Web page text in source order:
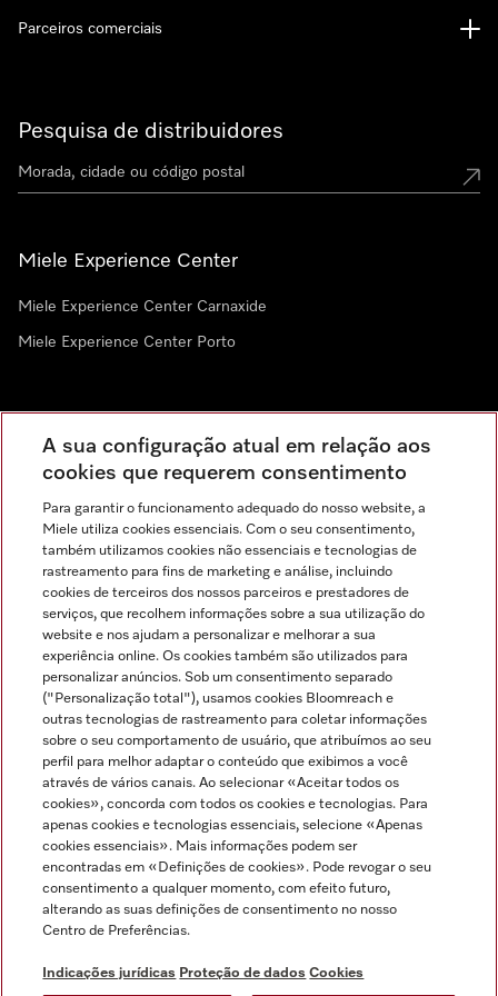
Pesquisa de distribuidores
Miele Experience Center
Miele Experience Center Carnaxide
Miele Experience Center Porto
Parceiros comerciais
Indicações jurídicas
Condições gerais
Proteção de dados
Condições de utilização
Canal de Ética
Formulário de livre resolução
Miele no Instagram
Miele no Facebook
Miele no Youtube
A sua configuração atual em relação aos
cookies que requerem consentimento
Para garantir o funcionamento adequado do nosso website, a
Miele utiliza cookies essenciais. Com o seu consentimento,
também utilizamos cookies não essenciais e tecnologias de
rastreamento para fins de marketing e análise, incluindo
cookies de terceiros dos nossos parceiros e prestadores de
serviços, que recolhem informações sobre a sua utilização do
website e nos ajudam a personalizar e melhorar a sua
experiência online. Os cookies também são utilizados para
personalizar anúncios. Sob um consentimento separado
("Personalização total"), usamos cookies Bloomreach e
outras tecnologias de rastreamento para coletar informações
sobre o seu comportamento de usuário, que atribuímos ao seu
perfil para melhor adaptar o conteúdo que exibimos a você
através de vários canais. Ao selecionar «Aceitar todos os
cookies», concorda com todos os cookies e tecnologias. Para
apenas cookies e tecnologias essenciais, selecione «Apenas
cookies essenciais». Mais informações podem ser
encontradas em «Definições de cookies». Pode revogar o seu
consentimento a qualquer momento, com efeito futuro,
alterando as suas definições de consentimento no nosso
Centro de Preferências.
Indicações jurídicas Proteção de dados Cookies